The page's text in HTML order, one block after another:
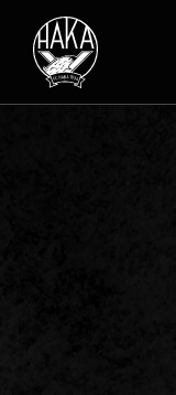
Siirry sisältöön